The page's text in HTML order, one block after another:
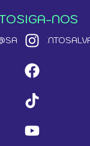
SIGA-NOS